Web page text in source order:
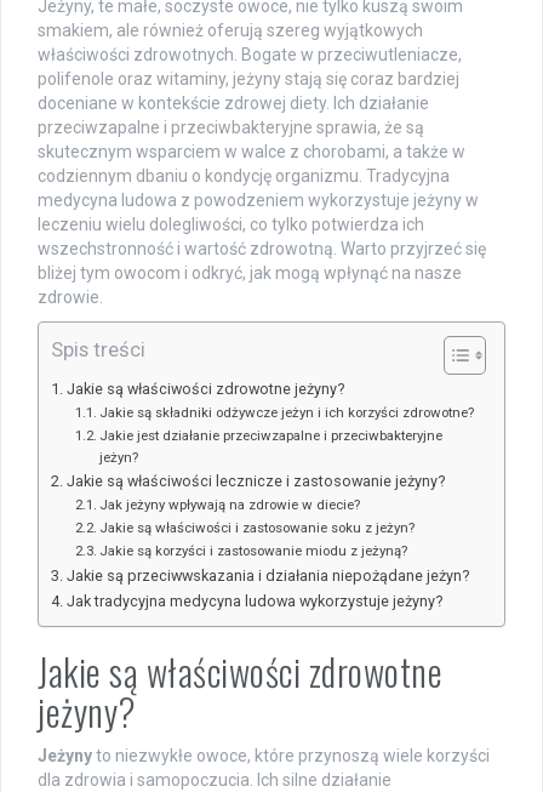
Jeżyny, te małe, soczyste owoce, nie tylko kuszą swoim
smakiem, ale również oferują szereg wyjątkowych
właściwości zdrowotnych. Bogate w przeciwutleniacze,
polifenole oraz witaminy, jeżyny stają się coraz bardziej
doceniane w kontekście zdrowej diety. Ich działanie
przeciwzapalne i przeciwbakteryjne sprawia, że są
skutecznym wsparciem w walce z chorobami, a także w
codziennym dbaniu o kondycję organizmu. Tradycyjna
medycyna ludowa z powodzeniem wykorzystuje jeżyny w
leczeniu wielu dolegliwości, co tylko potwierdza ich
wszechstronność i wartość zdrowotną. Warto przyjrzeć się
bliżej tym owocom i odkryć, jak mogą wpłynąć na nasze
zdrowie.
Spis treści
Jakie są właściwości zdrowotne jeżyny?
Jakie są składniki odżywcze jeżyn i ich korzyści zdrowotne?
Jakie jest działanie przeciwzapalne i przeciwbakteryjne
jeżyn?
Jakie są właściwości lecznicze i zastosowanie jeżyny?
Jak jeżyny wpływają na zdrowie w diecie?
Jakie są właściwości i zastosowanie soku z jeżyn?
Jakie są korzyści i zastosowanie miodu z jeżyną?
Jakie są przeciwwskazania i działania niepożądane jeżyn?
Jak tradycyjna medycyna ludowa wykorzystuje jeżyny?
Jakie są właściwości zdrowotne
jeżyny?
Jeżynyto niezwykłe owoce, które przynoszą wiele korzyści
dla zdrowia i samopoczucia. Ich silne działanie